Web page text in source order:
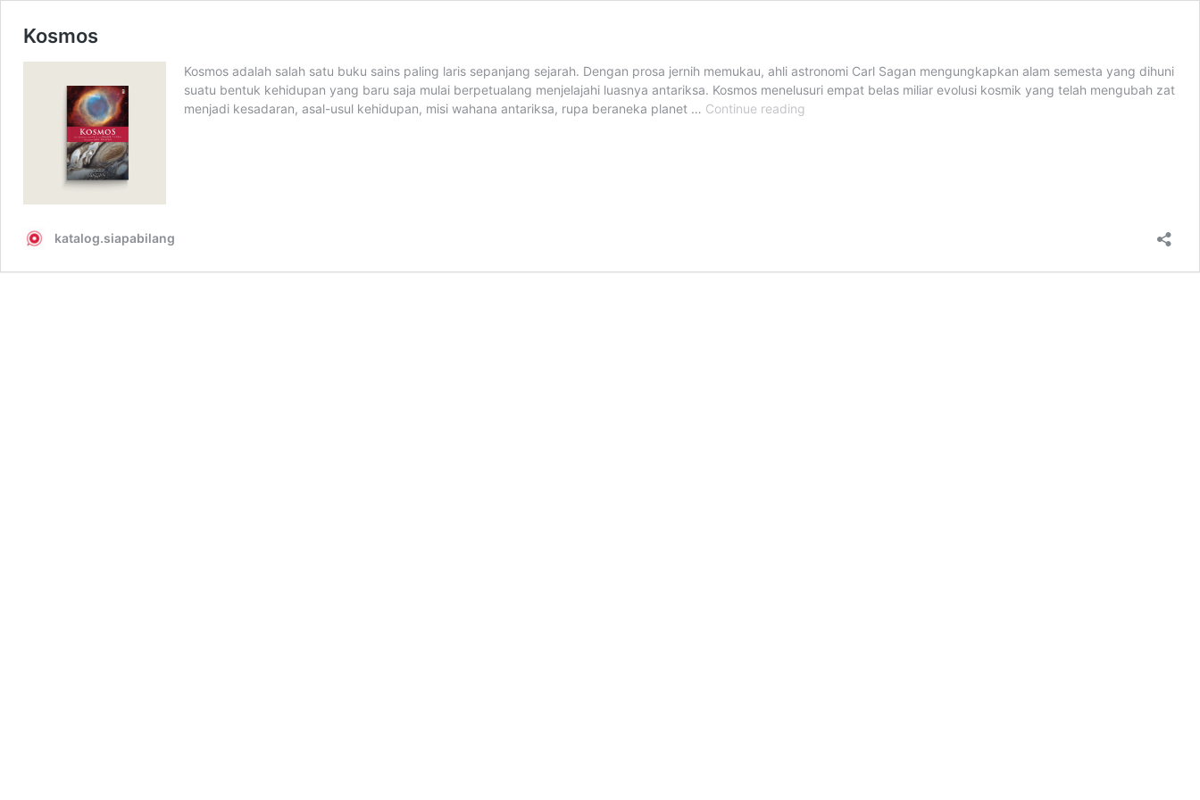
Kosmos
Kosmos adalah salah satu buku sains paling laris sepanjang sejarah. Dengan prosa jernih memukau, ahli astronomi Carl Sagan mengungkapkan alam semesta yang dihuni
suatu bentuk kehidupan yang baru saja mulai berpetualang menjelajahi luasnya antariksa. Kosmos menelusuri empat belas miliar evolusi kosmik yang telah mengubah zat
menjadi kesadaran, asal-usul kehidupan, misi wahana antariksa, rupa beraneka planet … Continue reading
katalog.siapabilang